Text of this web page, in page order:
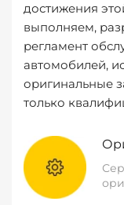
достижения
выполняем,
регламент
автомобилей,
оригинальные
только